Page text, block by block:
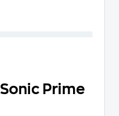
Sonic Prime